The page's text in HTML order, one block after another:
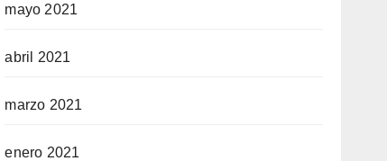
mayo 2021
abril 2021
marzo 2021
enero 2021